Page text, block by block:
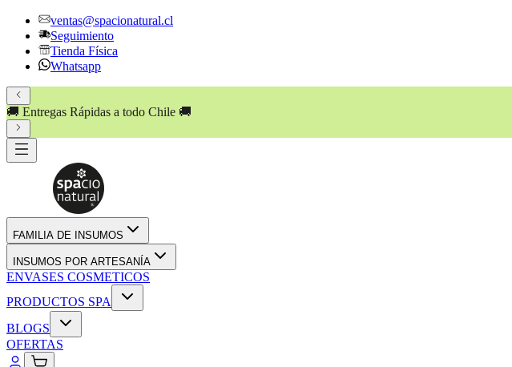
ventas@spacionatural.cl
Seguimiento
Tienda Física
Whatsapp
🚚 Entregas Rápidas a todo Chile 🚚
FAMILIA DE INSUMOS
INSUMOS POR ARTESANÍA
ENVASES COSMETICOS
PRODUCTOS SPA
BLOGS
OFERTAS